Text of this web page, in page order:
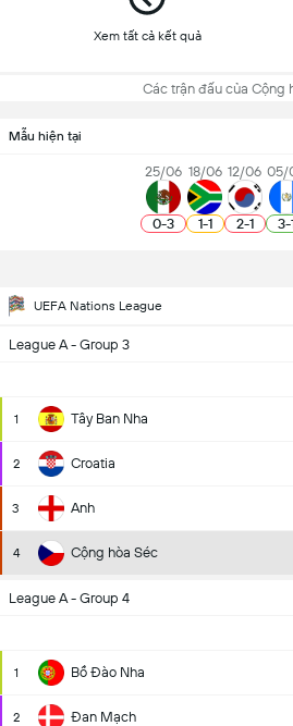
Xem tất cả kết quả
Các trận đấu của Cộng
Mẫu hiện tại
25/06
0-3
18/06
1-1
12/06
2-1
05/
3-
UEFA Nations League
League A - Group 3
1 Tây Ban Nha
2 Croatia
3 Anh
4 Cộng hòa Séc
League A - Group 4
1 Bồ Đào Nha
2 Đan Mạch